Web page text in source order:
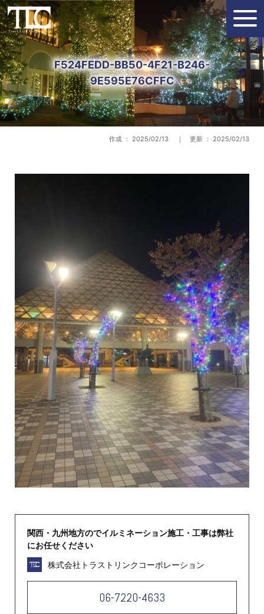
F524FEDD-BB50-4F21-B246-
9E595E76CFFC
作成 ： 2025/02/13 ｜ 更新 ： 2025/02/13
関西・九州地方のでイルミネーション施工・工事は弊社
にお任せください
株式会社トラストリンクコーポレーション
06-7220-4633